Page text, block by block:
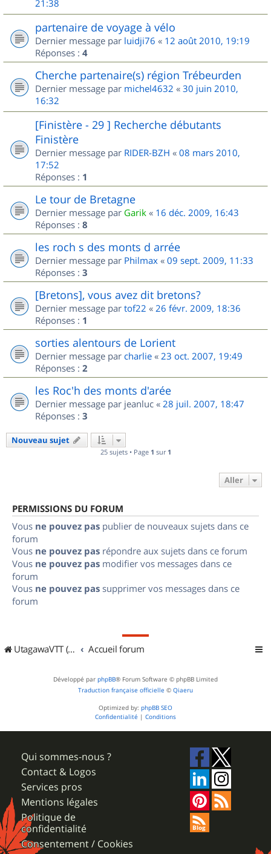
21:38
partenaire de voyage à vélo
Dernier message par luidji76 « 12 août 2010, 19:19
Réponses : 4
Cherche partenaire(s) région Trébeurden
Dernier message par michel4632 « 30 juin 2010,
16:32
[Finistère - 29 ] Recherche débutants
Finistère
Dernier message par RIDER-BZH « 08 mars 2010,
17:52
Réponses : 1
Le tour de Bretagne
Dernier message par Garik « 16 déc. 2009, 16:43
Réponses : 8
les roch s des monts d arrée
Dernier message par Philmax « 09 sept. 2009, 11:33
Réponses : 3
[Bretons], vous avez dit bretons?
Dernier message par tof22 « 26 févr. 2009, 18:36
Réponses : 1
sorties alentours de Lorient
Dernier message par charlie « 23 oct. 2007, 19:49
Réponses : 2
les Roc'h des monts d'arée
Dernier message par jeanluc « 28 juil. 2007, 18:47
Réponses : 3
Nouveau sujet
25 sujets • Page 1 sur 1
Aller
PERMISSIONS DU FORUM
Vous ne pouvez pas publier de nouveaux sujets dans ce
forum
Vous ne pouvez pas répondre aux sujets dans ce forum
Vous ne pouvez pas modifier vos messages dans ce
forum
Vous ne pouvez pas supprimer vos messages dans ce
forum
UtagawaVTT (Randos VTT et VTTAE avec traces GPS) Accueil forum
Développé par phpBB® Forum Software © phpBB Limited
Traduction française officielle © Qiaeru
Optimized by: phpBB SEO
Confidentialité | Conditions
Qui sommes-nous ?
Contact & Logos
Services pros
Mentions légales
Politique de
confidentialité
Consentement / Cookies